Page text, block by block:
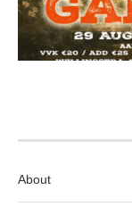
About